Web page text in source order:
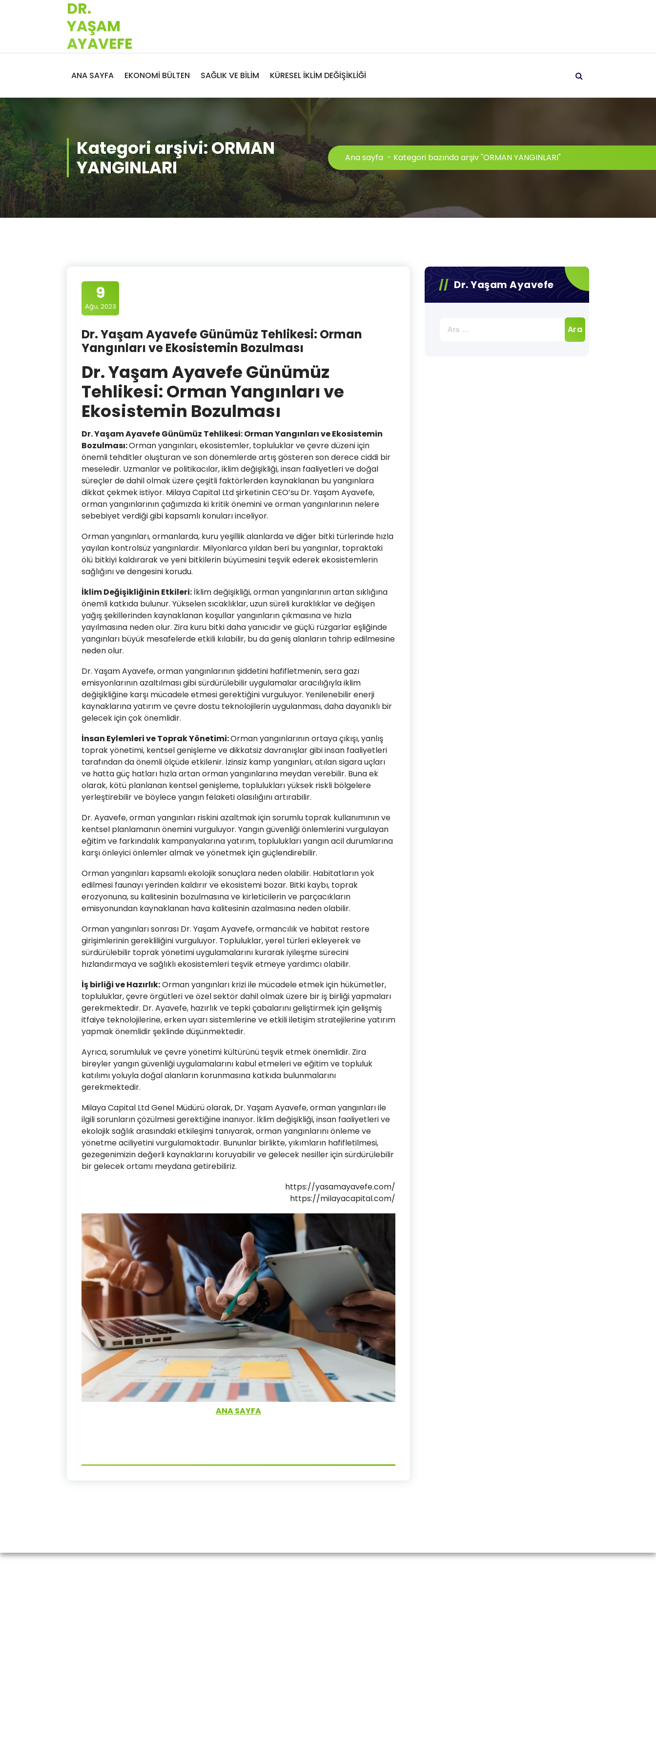
DR.
YAŞAM
AYAVEFE
ANA SAYFA EKONOMİ BÜLTEN SAĞLIK VE BİLİM KÜRESEL İKLİM DEĞİŞİKLİĞİ
Kategori arşivi: ORMAN
YANGINLARI
Ana sayfa - Kategori bazında arşiv "ORMAN YANGINLARI"
9
Ağu, 2023
Dr. Yaşam Ayavefe Günümüz Tehlikesi: Orman
Yangınları ve Ekosistemin Bozulması
Dr. Yaşam Ayavefe Günümüz
Tehlikesi: Orman Yangınları ve
Ekosistemin Bozulması
Dr. Yaşam Ayavefe Günümüz Tehlikesi: Orman Yangınları ve Ekosistemin
Bozulması:Orman yangınları, ekosistemler, topluluklar ve çevre düzeni için
önemli tehditler oluşturan ve son dönemlerde artış gösteren son derece ciddi bir
meseledir. Uzmanlar ve politikacılar, iklim değişikliği, insan faaliyetleri ve doğal
süreçler de dahil olmak üzere çeşitli faktörlerden kaynaklanan bu yangınlara
dikkat çekmek istiyor. Milaya Capital Ltd şirketinin CEO’su Dr. Yaşam Ayavefe,
orman yangınlarının çağımızda ki kritik önemini ve orman yangınlarının nelere
sebebiyet verdiği gibi kapsamlı konuları inceliyor.
Orman yangınları, ormanlarda, kuru yeşillik alanlarda ve diğer bitki türlerinde hızla
yayılan kontrolsüz yangınlardır. Milyonlarca yıldan beri bu yangınlar, topraktaki
ölü bitkiyi kaldırarak ve yeni bitkilerin büyümesini teşvik ederek ekosistemlerin
sağlığını ve dengesini korudu.
İklim Değişikliğinin Etkileri: İklim değişikliği, orman yangınlarının artan sıklığına
önemli katkıda bulunur. Yükselen sıcaklıklar, uzun süreli kuraklıklar ve değişen
yağış şekillerinden kaynaklanan koşullar yangınların çıkmasına ve hızla
yayılmasına neden olur. Zira kuru bitki daha yanıcıdır ve güçlü rüzgarlar eşliğinde
yangınları büyük mesafelerde etkili kılabilir, bu da geniş alanların tahrip edilmesine
neden olur.
Dr. Yaşam Ayavefe, orman yangınlarının şiddetini hafifletmenin, sera gazı
emisyonlarının azaltılması gibi sürdürülebilir uygulamalar aracılığıyla iklim
değişikliğine karşı mücadele etmesi gerektiğini vurguluyor. Yenilenebilir enerji
kaynaklarına yatırım ve çevre dostu teknolojilerin uygulanması, daha dayanıklı bir
gelecek için çok önemlidir.
İnsan Eylemleri ve Toprak Yönetimi:Orman yangınlarının ortaya çıkışı, yanlış
toprak yönetimi, kentsel genişleme ve dikkatsiz davranışlar gibi insan faaliyetleri
tarafından da önemli ölçüde etkilenir. İzinsiz kamp yangınları, atılan sigara uçları
ve hatta güç hatları hızla artan orman yangınlarına meydan verebilir. Buna ek
olarak, kötü planlanan kentsel genişleme, toplulukları yüksek riskli bölgelere
yerleştirebilir ve böylece yangın felaketi olasılığını artırabilir.
Dr. Ayavefe, orman yangınları riskini azaltmak için sorumlu toprak kullanımının ve
kentsel planlamanın önemini vurguluyor. Yangın güvenliği önlemlerini vurgulayan
eğitim ve farkındalık kampanyalarına yatırım, toplulukları yangın acil durumlarına
karşı önleyici önlemler almak ve yönetmek için güçlendirebilir.
Orman yangınları kapsamlı ekolojik sonuçlara neden olabilir. Habitatların yok
edilmesi faunayı yerinden kaldırır ve ekosistemi bozar. Bitki kaybı, toprak
erozyonuna, su kalitesinin bozulmasına ve kirleticilerin ve parçacıkların
emisyonundan kaynaklanan hava kalitesinin azalmasına neden olabilir.
Orman yangınları sonrası Dr. Yaşam Ayavefe, ormancılık ve habitat restore
girişimlerinin gerekliliğini vurguluyor. Topluluklar, yerel türleri ekleyerek ve
sürdürülebilir toprak yönetimi uygulamalarını kurarak iyileşme sürecini
hızlandırmaya ve sağlıklı ekosistemleri teşvik etmeye yardımcı olabilir.
İş birliği ve Hazırlık:Orman yangınları krizi ile mücadele etmek için hükümetler,
topluluklar, çevre örgütleri ve özel sektör dahil olmak üzere bir iş birliği yapmaları
gerekmektedir. Dr. Ayavefe, hazırlık ve tepki çabalarını geliştirmek için gelişmiş
itfaiye teknolojilerine, erken uyarı sistemlerine ve etkili iletişim stratejilerine yatırım
yapmak önemlidir şeklinde düşünmektedir.
Ayrıca, sorumluluk ve çevre yönetimi kültürünü teşvik etmek önemlidir. Zira
bireyler yangın güvenliği uygulamalarını kabul etmeleri ve eğitim ve topluluk
katılımı yoluyla doğal alanların korunmasına katkıda bulunmalarını
gerekmektedir.
Milaya Capital Ltd Genel Müdürü olarak, Dr. Yaşam Ayavefe, orman yangınları ile
ilgili sorunların çözülmesi gerektiğine inanıyor. İklim değişikliği, insan faaliyetleri ve
ekolojik sağlık arasındaki etkileşimi tanıyarak, orman yangınlarını önleme ve
yönetme aciliyetini vurgulamaktadır. Bununlar birlikte, yıkımların hafifletilmesi,
gezegenimizin değerli kaynaklarını koruyabilir ve gelecek nesiller için sürdürülebilir
bir gelecek ortamı meydana getirebiliriz.
https://yasamayavefe.com/
https://milayacapital.com/
ANA SAYFA
Dr. Yaşam Ayavefe